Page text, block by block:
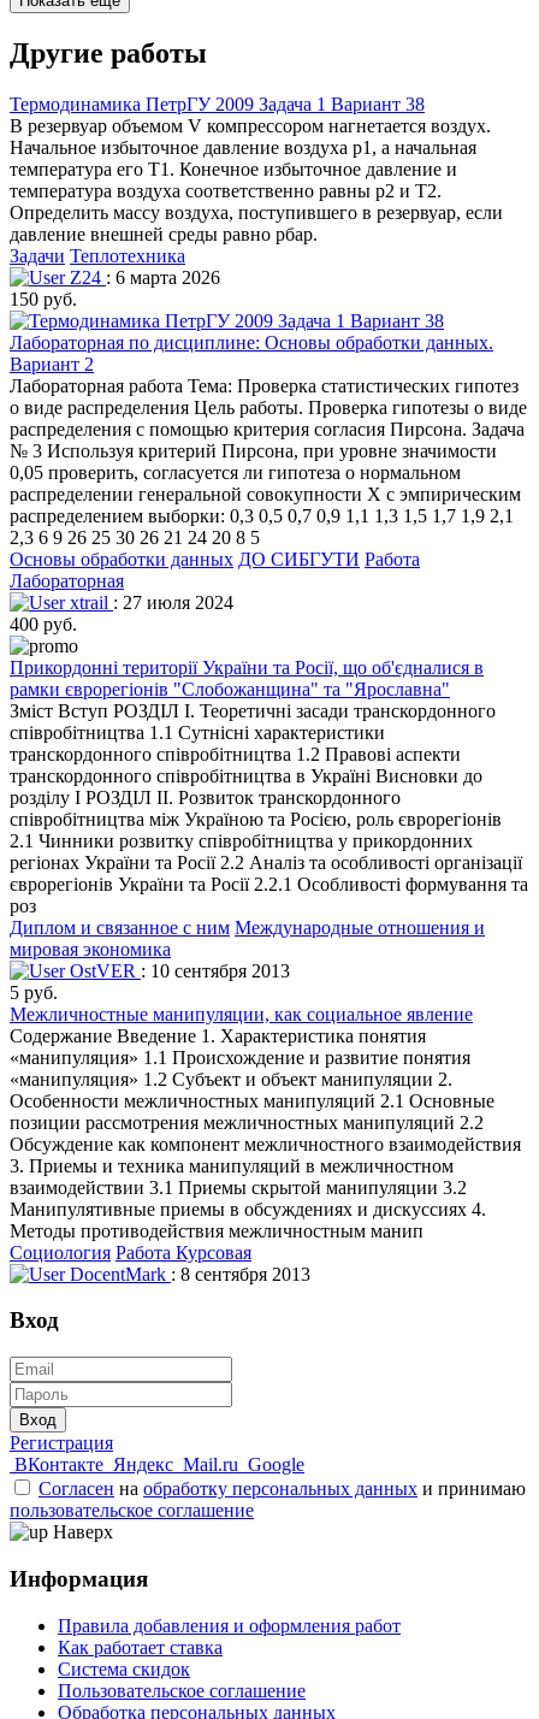
Другие работы
Термодинамика ПетрГУ 2009 Задача 1 Вариант 38
В резервуар объемом V компрессором нагнетается воздух.
Начальное избыточное давление воздуха p1, а начальная
температура его T1. Конечное избыточное давление и
температура воздуха соответственно равны p2 и T2.
Определить массу воздуха, поступившего в резервуар, если
давление внешней среды равно рбар.
Задачи Теплотехника
Z24 : 6 марта 2026
150 руб.
Лабораторная по дисциплине: Основы обработки данных.
Вариант 2
Лабораторная работа Тема: Проверка статистических гипотез
о виде распределения Цель работы. Проверка гипотезы о виде
распределения с помощью критерия согласия Пирсона. Задача
№ 3 Используя критерий Пирсона, при уровне значимости
0,05 проверить, согласуется ли гипотеза о нормальном
распределении генеральной совокупности X с эмпирическим
распределением выборки: 0,3 0,5 0,7 0,9 1,1 1,3 1,5 1,7 1,9 2,1
2,3 6 9 26 25 30 26 21 24 20 8 5
Основы обработки данных ДО СИБГУТИ Работа
Лабораторная
xtrail : 27 июля 2024
400 руб.
Прикордонні території України та Росії, що об'єдналися в
рамки єврорегіонів "Слобожанщина" та "Ярославна"
Зміст Вступ РОЗДІЛ I. Теоретичні засади транскордонного
співробітництва 1.1 Сутнісні характеристики
транскордонного співробітництва 1.2 Правові аспекти
транскордонного співробітництва в Україні Висновки до
розділу I РОЗДІЛ II. Розвиток транскордонного
співробітництва між Україною та Росією, роль єврорегіонів
2.1 Чинники розвитку співробітництва у прикордонних
регіонах України та Росії 2.2 Аналіз та особливості організації
єврорегіонів України та Росії 2.2.1 Особливості формування та
роз
Диплом и связанное с ним Международные отношения и
мировая экономика
OstVER : 10 сентября 2013
5 руб.
Межличностные манипуляции, как социальное явление
Содержание Введение 1. Характеристика понятия
«манипуляция» 1.1 Происхождение и развитие понятия
«манипуляция» 1.2 Субъект и объект манипуляции 2.
Особенности межличностных манипуляций 2.1 Основные
позиции рассмотрения межличностных манипуляций 2.2
Обсуждение как компонент межличностного взаимодействия
3. Приемы и техника манипуляций в межличностном
взаимодействии 3.1 Приемы скрытой манипуляции 3.2
Манипулятивные приемы в обсуждениях и дискуссиях 4.
Методы противодействия межличностным манип
Социология Работа Курсовая
DocentMark : 8 сентября 2013
Вход
Вход
Регистрация
ВКонтакте Яндекс Mail.ru Google
Согласен на обработку персональных данных и принимаю
пользовательское соглашение
Наверх
Информация
Правила добавления и оформления работ
Как работает ставка
Система скидок
Пользовательское соглашение
Обработка персональных данных